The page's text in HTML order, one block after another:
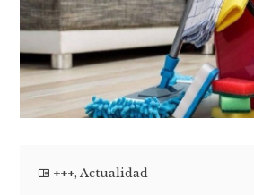
+++,Actualidad